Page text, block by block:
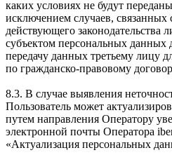
каких условиях не будут
исключением случаев, связанных
действующего законодательства
субъектом персональных данных
передачу данных третьему лицу
по гражданско-правовому
8.3. В случае выявления
Пользователь может
путем направления Оператору
электронной почты Оператора
«Актуализация персональных